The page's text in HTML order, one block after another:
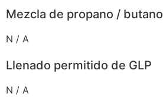
Mezcla de propano / butano
N / A
Llenado permitido de GLP
N / A